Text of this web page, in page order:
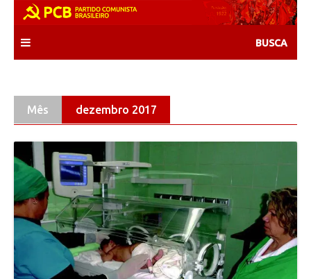
content
Mês dezembro 2017